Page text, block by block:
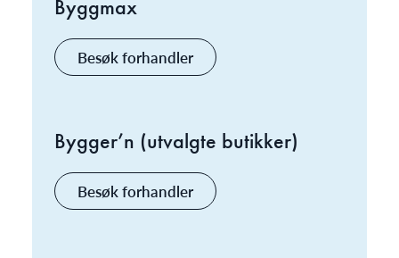
Byggmax
Besøk forhandler
Bygger’n (utvalgte butikker)
Besøk forhandler